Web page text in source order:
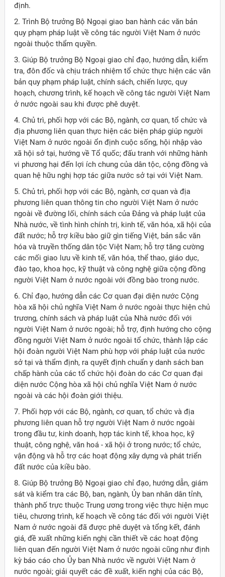
Việt Nam ở nước ngoài
định.
2. Trình Bộ trưởng Bộ Ngoại giao ban hành các văn bản
quy phạm pháp luật về công tác người Việt Nam ở nước
ngoài thuộc thẩm quyền.
3. Giúp Bộ trưởng Bộ Ngoại giao chỉ đạo, hướng dẫn, kiểm
tra, đôn đốc và chịu trách nhiệm tổ chức thực hiện các văn
bản quy phạm pháp luật, chính sách, chiến lược, quy
hoạch, chương trình, kế hoạch về công tác người Việt Nam
ở nước ngoài sau khi được phê duyệt.
4. Chủ trì, phối hợp với các Bộ, ngành, cơ quan, tổ chức và
địa phương liên quan thực hiện các biện pháp giúp người
Việt Nam ở nước ngoài ổn định cuộc sống, hội nhập vào
xã hội sở tại, hướng về Tổ quốc; đấu tranh với những hành
vi phương hại đến lợi ích chung của dân tộc, cộng đồng và
quan hệ hữu nghị hợp tác giữa nước sở tại với Việt Nam.
5. Chủ trì, phối hợp với các Bộ, ngành, cơ quan và địa
phương liên quan thông tin cho người Việt Nam ở nước
ngoài về đường lối, chính sách của Đảng và pháp luật của
Nhà nước, về tình hình chính trị, kinh tế, văn hóa, xã hội của
đất nước; hỗ trợ kiều bào giữ gìn tiếng Việt, bản sắc văn
hóa và truyền thống dân tộc Việt Nam; hỗ trợ tăng cường
các mối giao lưu về kinh tế, văn hóa, thể thao, giáo dục,
đào tạo, khoa học, kỹ thuật và công nghệ giữa cộng đồng
người Việt Nam ở nước ngoài với đồng bào trong nước.
6. Chỉ đạo, hướng dẫn các Cơ quan đại diện nước Cộng
hòa xã hội chủ nghĩa Việt Nam ở nước ngoài thực hiện chủ
trương, chính sách và pháp luật của Nhà nước đối với
người Việt Nam ở nước ngoài; hỗ trợ, định hướng cho cộng
đồng người Việt Nam ở nước ngoài tổ chức, thành lập các
hội đoàn người Việt Nam phù hợp với pháp luật của nước
sở tại và thẩm định, ra quyết định chuẩn y danh sách ban
chấp hành của các tổ chức hội đoàn do các Cơ quan đại
diện nước Cộng hòa xã hội chủ nghĩa Việt Nam ở nước
ngoài và các hội đoàn giới thiệu.
7. Phối hợp với các Bộ, ngành, cơ quan, tổ chức và địa
phương liên quan hỗ trợ người Việt Nam ở nước ngoài
trong đầu tư, kinh doanh, hợp tác kinh tế, khoa học, kỹ
thuật, công nghệ, văn hoá - xã hội ở trong nước; tổ chức,
vận động và hỗ trợ các hoạt động xây dựng và phát triển
đất nước của kiều bào.
8. Giúp Bộ trưởng Bộ Ngoại giao chỉ đạo, hướng dẫn, giám
sát và kiểm tra các Bộ, ban, ngành, Ủy ban nhân dân tỉnh,
thành phố trực thuộc Trung ương trong việc thực hiện mục
tiêu, chương trình, kế hoạch về công tác đối với người Việt
Nam ở nước ngoài đã được phê duyệt và tổng kết, đánh
giá, đề xuất những kiến nghị cần thiết về các hoạt động
liên quan đến người Việt Nam ở nước ngoài cũng như định
kỳ báo cáo cho Ủy ban Nhà nước về người Việt Nam ở
nước ngoài; giải quyết các đề xuất, kiến nghị của các Bộ,